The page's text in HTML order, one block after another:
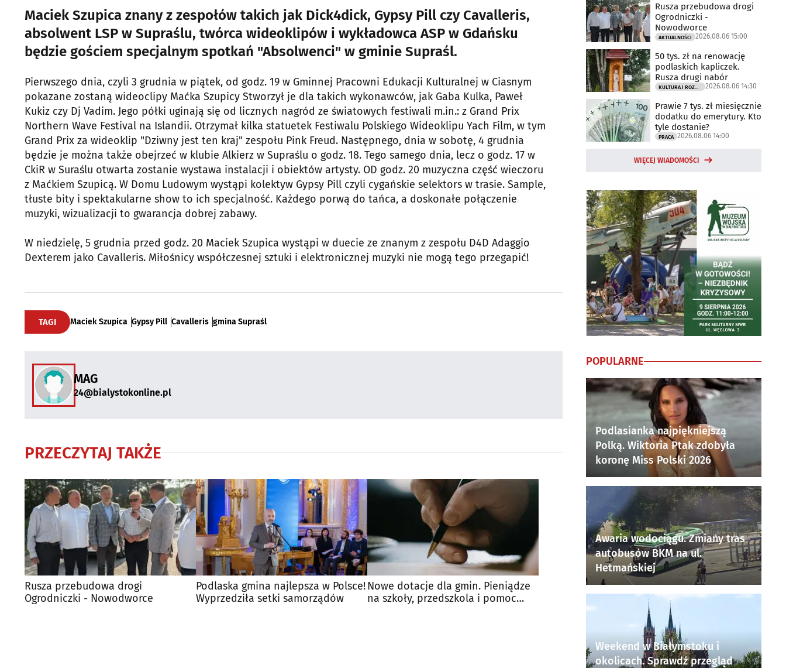
Maciek Szupica znany z zespołów takich jak Dick4dick, Gypsy Pill czy Cavalleris,
absolwent LSP w Supraślu, twórca wideoklipów i wykładowca ASP w Gdańsku
będzie gościem specjalnym spotkań "Absolwenci" w gminie Supraśl.
Pierwszego dnia, czyli 3 grudnia w piątek, od godz. 19 w Gminnej Pracowni Edukacji Kulturalnej w Ciasnym
pokazane zostaną wideoclipy Maćka Szupicy Stworzył je dla takich wykonawców, jak Gaba Kulka, Paweł
Kukiz czy Dj Vadim. Jego półki uginają się od licznych nagród ze światowych festiwali m.in.: z Grand Prix
Northern Wave Festival na Islandii. Otrzymał kilka statuetek Festiwalu Polskiego Wideoklipu Yach Film, w tym
Grand Prix za wideoklip "Dziwny jest ten kraj" zespołu Pink Freud. Następnego, dnia w sobotę, 4 grudnia
będzie je można także obejrzeć w klubie Alkierz w Supraślu o godz. 18. Tego samego dnia, lecz o godz. 17 w
CkiR w Suraślu otwarta zostanie wystawa instalacji i obiektów artysty. OD godz. 20 muzyczna część wieczoru
z Maćkiem Szupicą. W Domu Ludowym wystąpi kolektyw Gypsy Pill czyli cygańskie selektors w trasie. Sample,
tłuste bity i spektakularne show to ich specjalność. Każdego porwą do tańca, a doskonałe połączenie
muzyki, wizualizacji to gwarancja dobrej zabawy.
W niedzielę, 5 grudnia przed godz. 20 Maciek Szupica wystąpi w duecie ze znanym z zespołu D4D Adaggio
Dexterem jako Cavalleris. Miłośnicy współczesnej sztuki i elektronicznej muzyki nie mogą tego przegapić!
TAGI Maciek Szupica Gypsy Pill Cavalleris gmina Supraśl
MAG
24@bialystokonline.pl
PRZECZYTAJ TAKŻE
Rusza przebudowa drogi
Ogrodniczki - Nowodworce
Podlaska gmina najlepsza w Polsce!
Wyprzedziła setki samorządów
Nowe dotacje dla gmin. Pieniądze
na szkoły, przedszkola i pomoc
Rusza przebudowa drogi
Ogrodniczki -
Nowodworce
AKTUALNOŚCI 2026.08.06 15:00
50 tys. zł na renowację
podlaskich kapliczek.
Rusza drugi nabór
2026.08.06 14:30
Prawie 7 tys. zł miesięcznie
dodatku do emerytury. Kto
tyle dostanie?
PRACA 2026.08.06 14:00
WIĘCEJ WIADOMOŚCI
POPULARNE
Podlasianka najpiękniejszą
Polką. Wiktoria Ptak zdobyła
koronę Miss Polski 2026
Awaria wodociągu. Zmiany tras
autobusów BKM na ul.
Hetmańskiej
Weekend w Białymstoku i
okolicach. Sprawdź przegląd